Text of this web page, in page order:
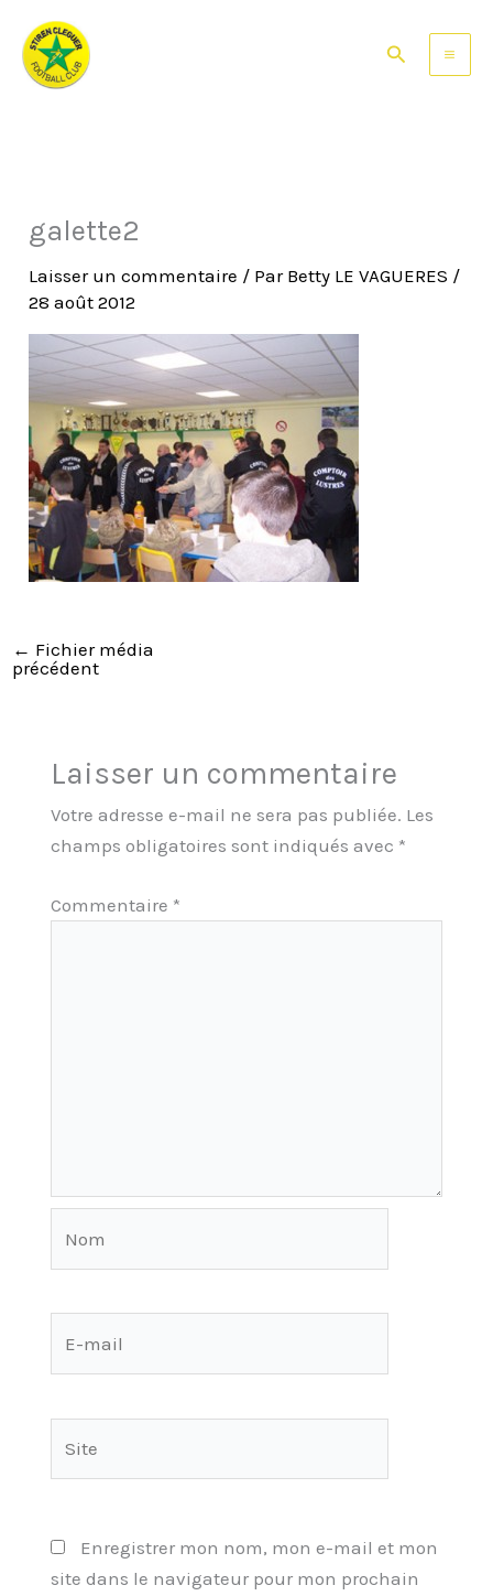
contenu
Rechercher
galette2
Laisser un commentaire / Par Betty LE VAGUERES /
28 août 2012
← Fichier média
précédent
Laisser un commentaire
Votre adresse e-mail ne sera pas publiée. Les
champs obligatoires sont indiqués avec *
Commentaire *
Enregistrer mon nom, mon e-mail et mon
site dans le navigateur pour mon prochain